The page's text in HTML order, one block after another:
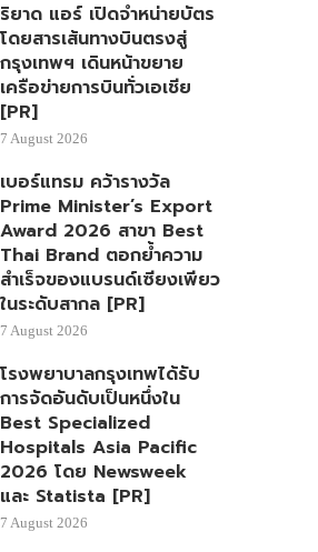
ริยาด แอร์ เปิดจำหน่ายบัตร
โดยสารเส้นทางบินตรงสู่
กรุงเทพฯ เดินหน้าขยาย
เครือข่ายการบินทั่วเอเชีย
[PR]
7 August 2026
เบอร์แทรม คว้ารางวัล
Prime Minister’s Export
Award 2026 สาขา Best
Thai Brand ตอกย้ำความ
สำเร็จของแบรนด์เซียงเพียว
ในระดับสากล [PR]
7 August 2026
โรงพยาบาลกรุงเทพได้รับ
การจัดอันดับเป็นหนึ่งใน
Best Specialized
Hospitals Asia Pacific
2026 โดย Newsweek
และ Statista [PR]
7 August 2026